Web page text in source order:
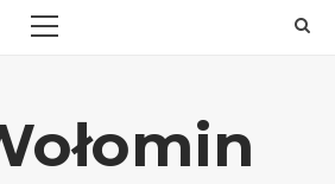
PRIMARY